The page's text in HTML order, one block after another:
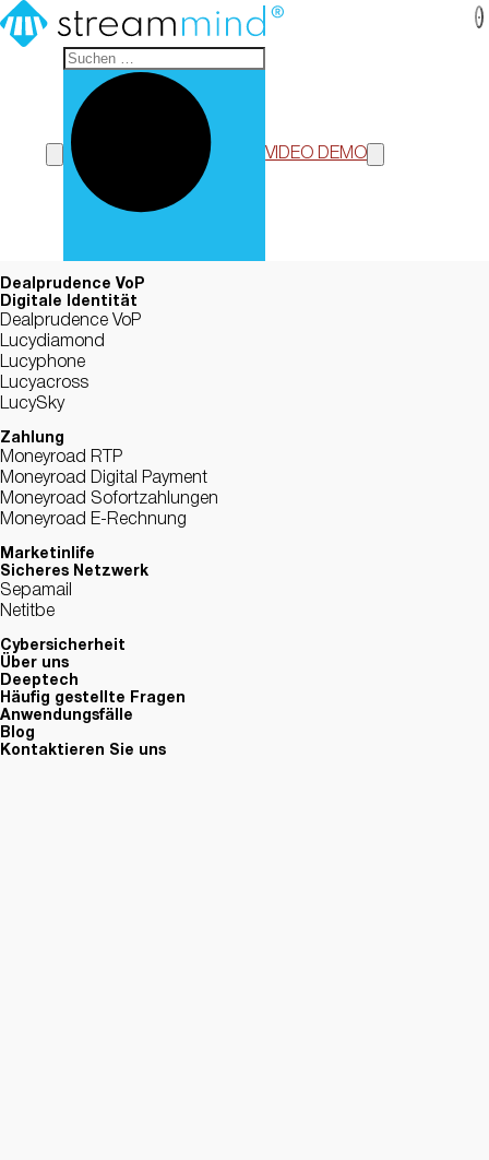
StreamMind
VIDEO DEMO
Dealprudence VoP
Digitale Identität
Dealprudence VoP
Lucydiamond
Lucyphone
Lucyacross
LucySky
Zahlung
Moneyroad RTP
Moneyroad Digital Payment
Moneyroad Sofortzahlungen
Moneyroad E-Rechnung
Marketinlife
Sicheres Netzwerk
Sepamail
Netitbe
Cybersicherheit
Über uns
Deeptech
Häufig gestellte Fragen
Anwendungsfälle
Blog
Kontaktieren Sie uns